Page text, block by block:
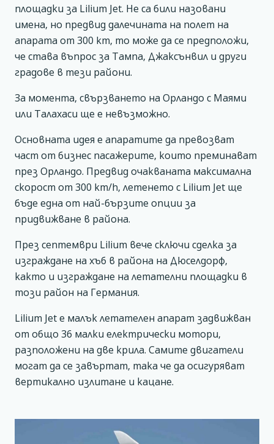
площадки за Lilium Jet. Не са били назовани
имена, но предвид далечината на полет на
апарата от 300 km, то може да се предположи,
че става въпрос за Тампа, Джаксънвил и други
градове в тези райони.
За момента, свързването на Орландо с Маями
или Талахаси ще е невъзможно.
Основната идея е апаратите да превозват
част от бизнес пасажерите, които преминават
през Орландо. Предвид очакваната максимална
скорост от 300 km/h, летенето с Lilium Jet ще
бъде една от най-бързите опции за
придвижване в района.
През септември Lilium вече сключи сделка за
изграждане на хъб в района на Дюселдорф,
както и изграждане на летателни площадки в
този район на Германия.
Lilium Jet е малък летателен апарат задвижван
от общо 36 малки електрически мотори,
разположени на две крила. Самите двигатели
могат да се завъртат, така че да осигуряват
вертикално излитане и кацане.